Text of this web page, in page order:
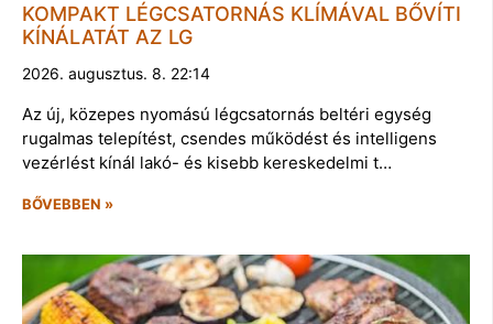
KOMPAKT LÉGCSATORNÁS KLÍMÁVAL BŐVÍTI
KÍNÁLATÁT AZ LG
2026. augusztus. 8. 22:14
Az új, közepes nyomású légcsatornás beltéri egység
rugalmas telepítést, csendes működést és intelligens
vezérlést kínál lakó- és kisebb kereskedelmi t…
BŐVEBBEN »